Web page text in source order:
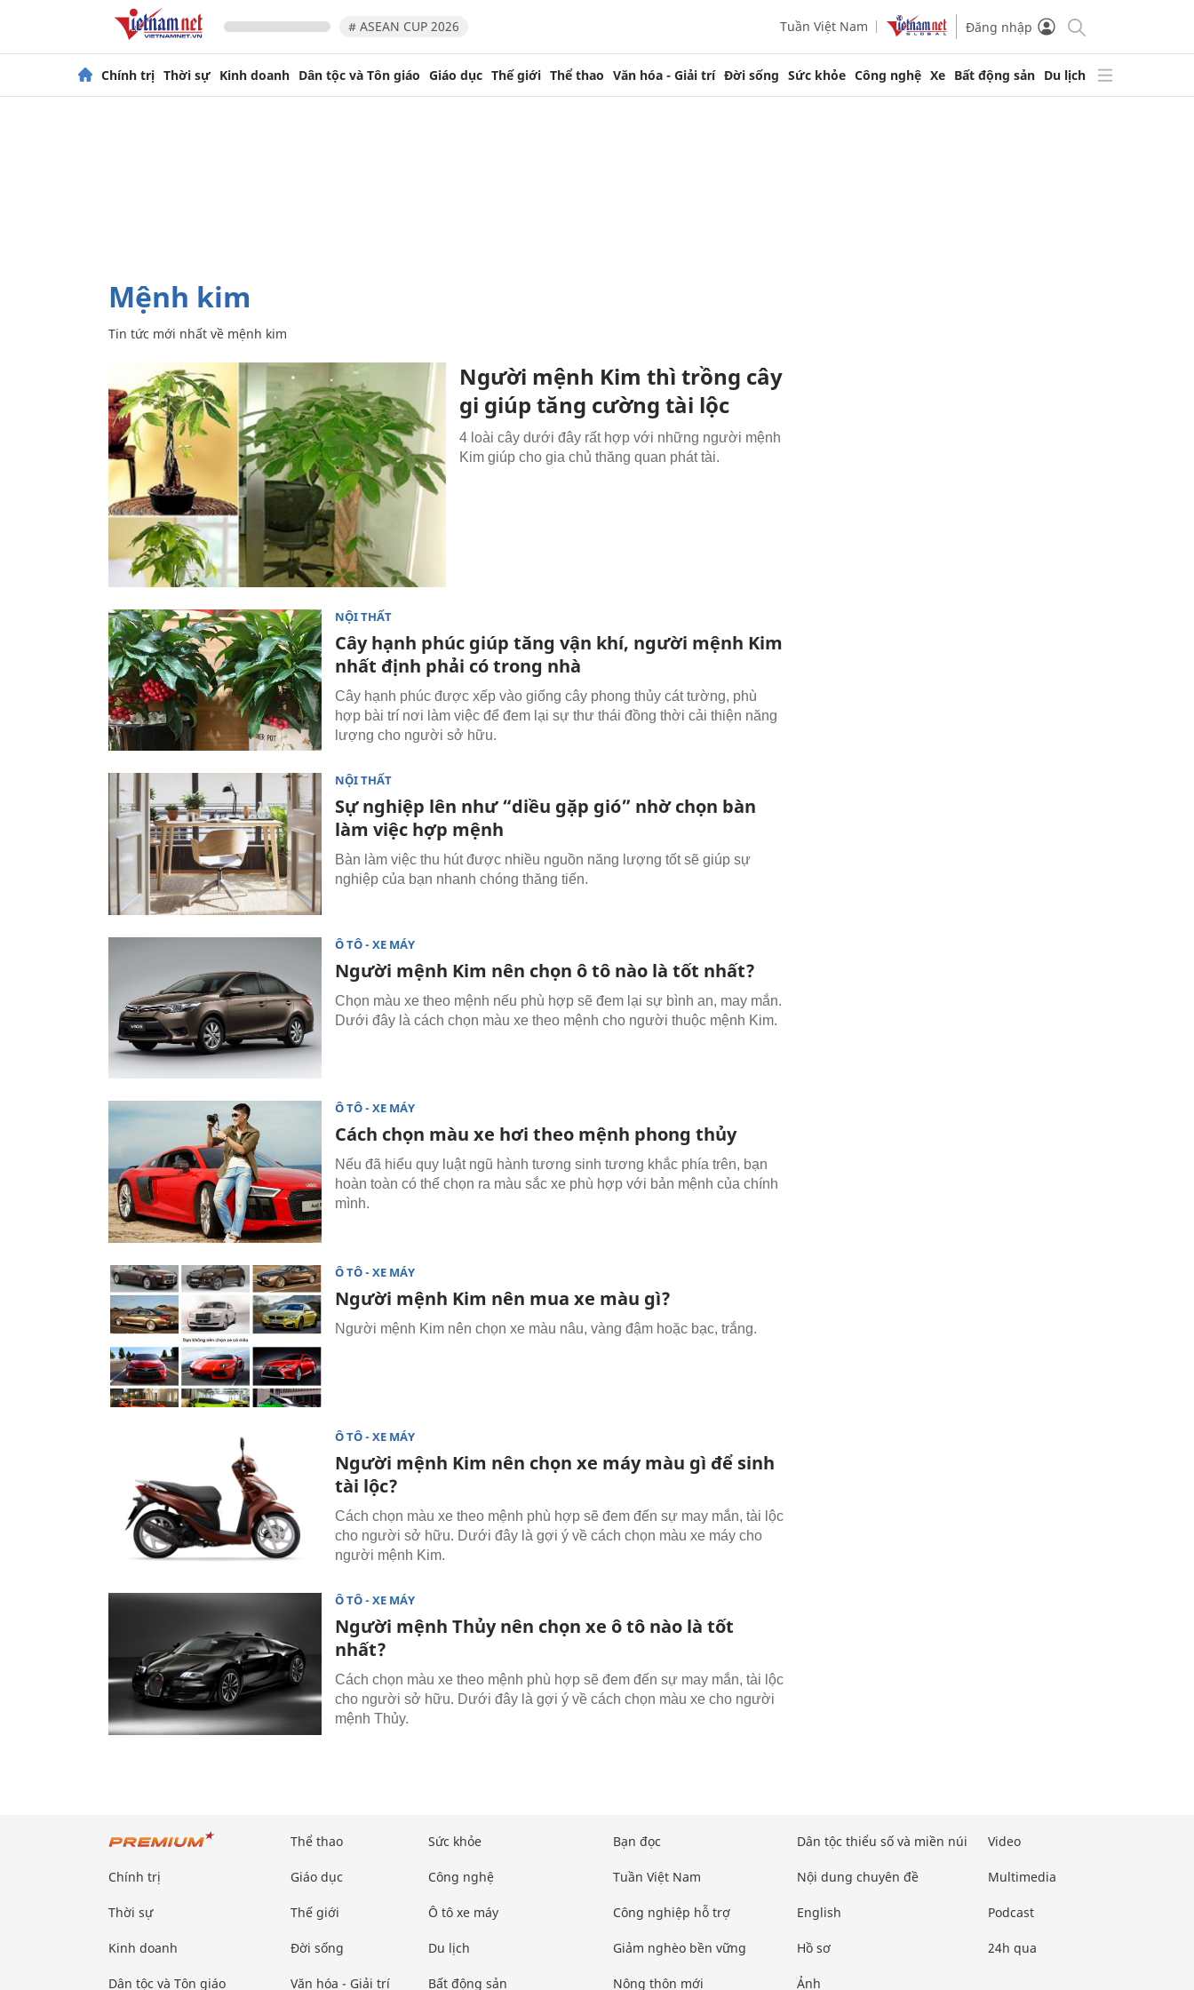
# ASEAN CUP 2026 Tuần Việt Nam Đăng nhập
Chính trị Thời sự Kinh doanh Dân tộc và Tôn giáo Giáo dục Thế giới Thể thao Văn hóa - Giải trí Đời sống Sức khỏe Công nghệ Xe Bất động sản Du lịch
mệnh kim
Tin tức mới nhất về mệnh kim
Người mệnh Kim thì trồng cây
gi giúp tăng cường tài lộc
4 loài cây dưới đây rất hợp với những người mệnh
Kim giúp cho gia chủ thăng quan phát tài.
NỘI THẤT
Cây hạnh phúc giúp tăng vận khí, người mệnh Kim
nhất định phải có trong nhà
Cây hạnh phúc được xếp vào giống cây phong thủy cát tường, phù
hợp bài trí nơi làm việc để đem lại sự thư thái đồng thời cải thiện năng
lượng cho người sở hữu.
NỘI THẤT
Sự nghiệp lên như “diều gặp gió” nhờ chọn bàn
làm việc hợp mệnh
Bàn làm việc thu hút được nhiều nguồn năng lượng tốt sẽ giúp sự
nghiệp của bạn nhanh chóng thăng tiến.
Ô TÔ - XE MÁY
Người mệnh Kim nên chọn ô tô nào là tốt nhất?
Chọn màu xe theo mệnh nếu phù hợp sẽ đem lại sự bình an, may mắn.
Dưới đây là cách chọn màu xe theo mệnh cho người thuộc mệnh Kim.
Ô TÔ - XE MÁY
Cách chọn màu xe hơi theo mệnh phong thủy
Nếu đã hiểu quy luật ngũ hành tương sinh tương khắc phía trên, bạn
hoàn toàn có thể chọn ra màu sắc xe phù hợp với bản mệnh của chính
mình.
Ô TÔ - XE MÁY
Người mệnh Kim nên mua xe màu gì?
Người mệnh Kim nên chọn xe màu nâu, vàng đậm hoặc bạc, trắng.
Ô TÔ - XE MÁY
Người mệnh Kim nên chọn xe máy màu gì để sinh
tài lộc?
Cách chọn màu xe theo mệnh phù hợp sẽ đem đến sự may mắn, tài lộc
cho người sở hữu. Dưới đây là gợi ý về cách chọn màu xe máy cho
người mệnh Kim.
Ô TÔ - XE MÁY
Người mệnh Thủy nên chọn xe ô tô nào là tốt
nhất?
Cách chọn màu xe theo mệnh phù hợp sẽ đem đến sự may mắn, tài lộc
cho người sở hữu. Dưới đây là gợi ý về cách chọn màu xe cho người
mệnh Thủy.
Chính trị
Thời sự
Kinh doanh
Dân tộc và Tôn giáo
Thể thao
Giáo dục
Thế giới
Đời sống
Văn hóa - Giải trí
Sức khỏe
Công nghệ
Ô tô xe máy
Du lịch
Bất động sản
Bạn đọc
Tuần Việt Nam
Công nghiệp hỗ trợ
Giảm nghèo bền vững
Nông thôn mới
Dân tộc thiểu số và miền núi
Nội dung chuyên đề
English
Hồ sơ
Ảnh
Video
Multimedia
Podcast
24h qua